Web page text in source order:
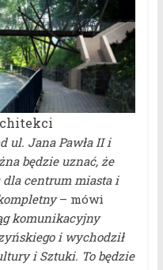
ul. Jana Pawła II i
będzie uznać, że
dla centrum miasta i
– mówi
komunikacyjny
i wychodził
i Sztuki. To będzie